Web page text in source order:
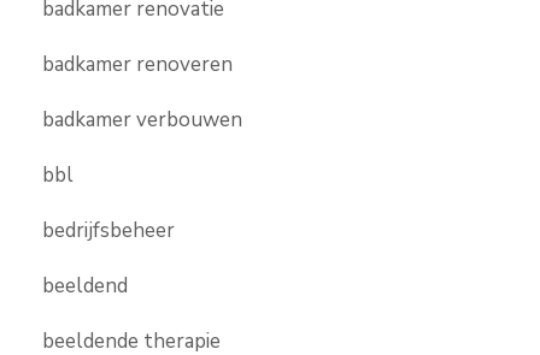
badkamer renovatie
badkamer renoveren
badkamer verbouwen
bbl
bedrijfsbeheer
beeldend
beeldende therapie